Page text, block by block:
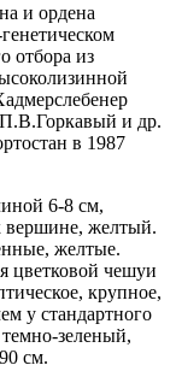
и ордена
отбора из
и др.
в 1987
6-8 см,
вершине, желтый.
желтые.
цветковой чешуи
крупное,
у стандартного
зеленый,
см.